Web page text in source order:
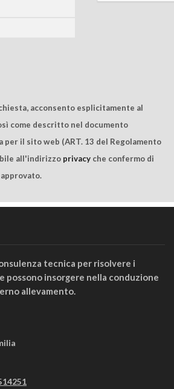
acconsento esplicitamente al
come descritto nel documento
il sito web (ART. 13 del Regolamento
all'indirizzo privacy che confermo di
tecnica per risolvere i
possono insorgere nella conduzione
allevamento.